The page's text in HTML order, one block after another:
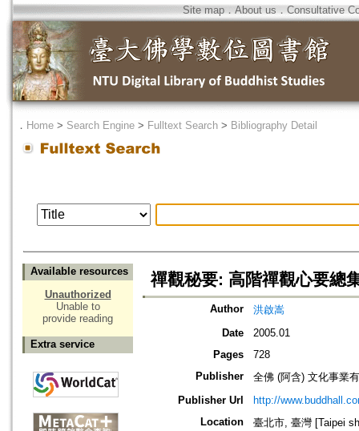
Site map．About us ． Consultative
． Home > Search Engine > Fulltext Search > Bibliography Detail
Available resources
Unauthorized
Unable to
provide reading
Extra service
禪觀秘要: 高階禪觀心要總
Author
洪啟嵩
Date
2005.01
Pages
728
Publisher
全佛 (阿含) 文化事業
Publisher Url
http://
Location
臺北市, 臺灣 [Taipei